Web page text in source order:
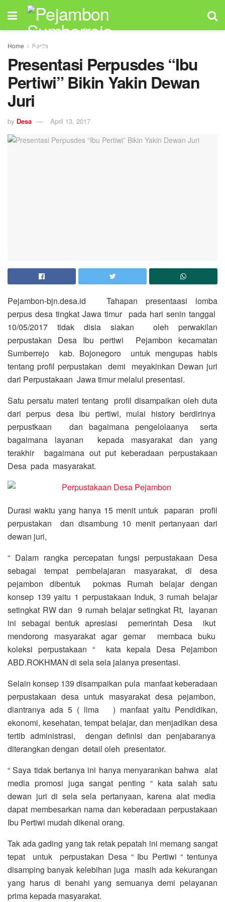
Home Berita
Presentasi Perpusdes “Ibu
Pertiwi” Bikin Yakin Dewan
Juri
by Desa April 13, 2017
Pejambon-bjn.desa.id Tahapan presentaasi lomba
perpus desa tingkat Jawa timur pada hari senin tanggal
10/05/2017 tidak disia siakan oleh perwakilan
perpustakan Desa Ibu pertiwi Pejambon kecamatan
Sumberrejo kab. Bojonegoro untuk mengupas habis
tentang profil perpustakan demi meyakinkan Dewan juri
dari Perpustakaan Jawa timur melalui presentasi.
Satu persatu materi tentang profil disampaikan oleh duta
dari perpus desa Ibu pertiwi, mulai history berdirinya
perpustkaan dan bagaimana pengelolaanya serta
bagaimana layanan kepada masyarakat dan yang
terakhir bagaimana out put keberadaan perpustakaan
Desa pada masyarakat.
Durasi waktu yang hanya 15 menit untuk paparan profil
perpustakan dan disambung 10 menit pertanyaan dari
dewan juri,
“ Dalam rangka percepatan fungsi perpustakaan Desa
sebagai tempat pembelajaran masyarakat, di desa
pejambon dibentuk pokmas Rumah belajar dengan
konsep 139 yaitu 1 perpustakaan Induk, 3 rumah belajar
setingkat RW dan 9 rumah belajar setingkat Rt, layanan
ini sebagai bentuk apresiasi pemerintah Desa ikut
mendorong masyarakat agar gemar membaca buku
koleksi perpustakaan “ kata kepala Desa Pejambon
ABD.ROKHMAN di sela sela jalanya presentasi.
Selain konsep 139 disampaikan pula manfaat keberadaan
perpustakaan desa untuk masyarakat desa pejambon,
diantranya ada 5 ( lima ) manfaat yaitu Pendidikan,
ekonomi, kesehatan, tempat belajar, dan menjadikan desa
tertib administrasi, dengan definisi dan penjabaranya
diterangkan dengan detail oleh presentator.
“ Saya tidak bertanya ini hanya menyarankan bahwa alat
media promosi juga sangat penting “ kata salah satu
dewan juri di sela sela pertanyaan, karena alat media
dapat membesarkan nama dan keberadaan perpustakaan
Ibu Pertiwi mudah dikenal orang.
Tak ada gading yang tak retak pepatah ini memang sangat
tepat untuk perpustakan Desa “ Ibu Pertiwi “ tentunya
disamping banyak kelebihan juga masih ada kekurangan
yang harus di benahi yang semuanya demi pelayanan
prima kepada masyarakat.